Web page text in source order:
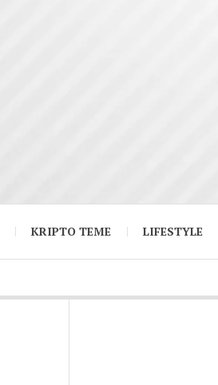
KRIPTO TEME LIFESTYLE